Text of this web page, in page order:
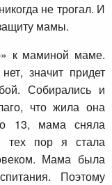
не трогал. И
мамы.
к маминой маме.
значит придет
Собирались и
что жила она
13, мама сняла
тех пор я стала
Мама была
Поэтому